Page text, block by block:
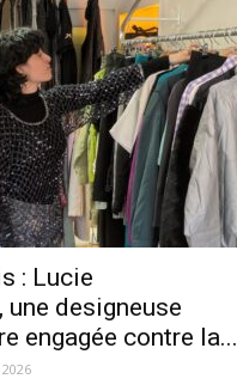
: Lucie
une designeuse
engagée contre la...